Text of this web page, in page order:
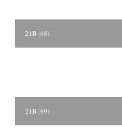
21B (68)
21B (69)